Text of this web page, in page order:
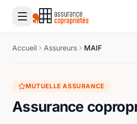
Accueil Assureurs MAIF
MUTUELLE ASSURANCE
Assurance